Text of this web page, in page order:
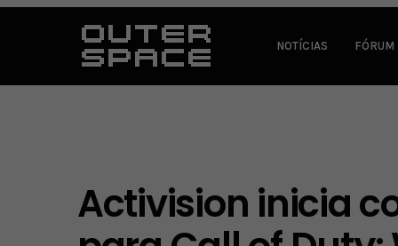
NOTÍCIAS FÓRUM
Activision inicia